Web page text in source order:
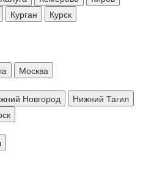
Курган
Курск
Москва
Новгород
Нижний Тагил